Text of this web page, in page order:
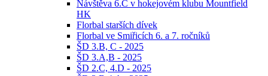
Návštěva 6.C v hokejovém klubu Mountfield
HK
Florbal starších dívek
Florbal ve Smiřicích 6. a 7. ročníků
ŠD 3.B, C - 2025
ŠD 3.A,B - 2025
ŠD 2.C, 4.D - 2025